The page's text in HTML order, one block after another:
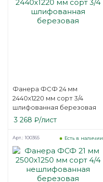
Фанера ФСФ 24 мм
2440х1220 мм сорт 3/4
шлифованная березовая
3 268 ₽/лист
Есть в наличии
Арт.: 100365